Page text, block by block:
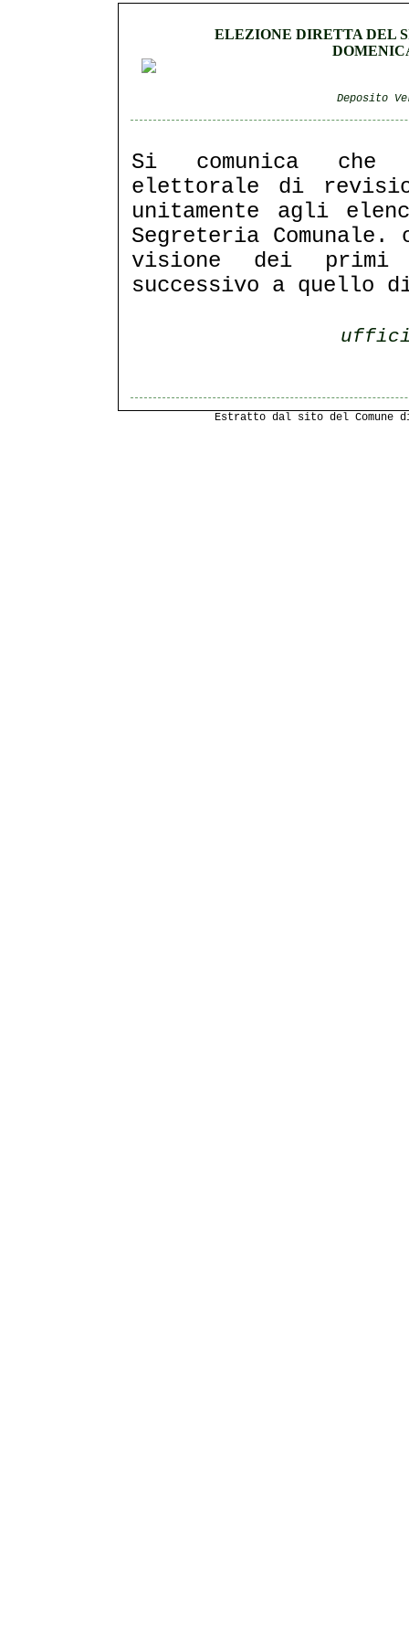
ELEZIONE DIRETTA DEL
Deposito
Si comunica
elettorale di
unitamente agli
Segreteria
visione dei primi
successivo a quello
Estratto dal sito del Comune